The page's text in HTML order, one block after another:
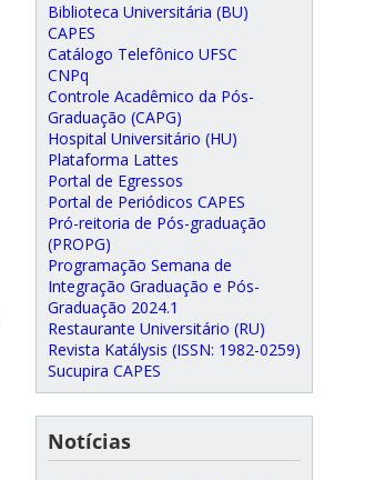
Biblioteca Universitária (BU)
CAPES
Catálogo Telefônico UFSC
CNPq
Controle Acadêmico da Pós-
Graduação (CAPG)
Hospital Universitário (HU)
Plataforma Lattes
Portal de Egressos
Portal de Periódicos CAPES
Pró-reitoria de Pós-graduação
(PROPG)
Programação Semana de
Integração Graduação e Pós-
Graduação 2024.1
Restaurante Universitário (RU)
Revista Katálysis (ISSN: 1982-0259)
Sucupira CAPES
Notícias